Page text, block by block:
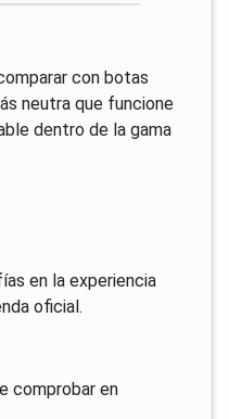
con botas
neutra que funcione
dentro de la gama
en la experiencia
oficial.
comprobar en